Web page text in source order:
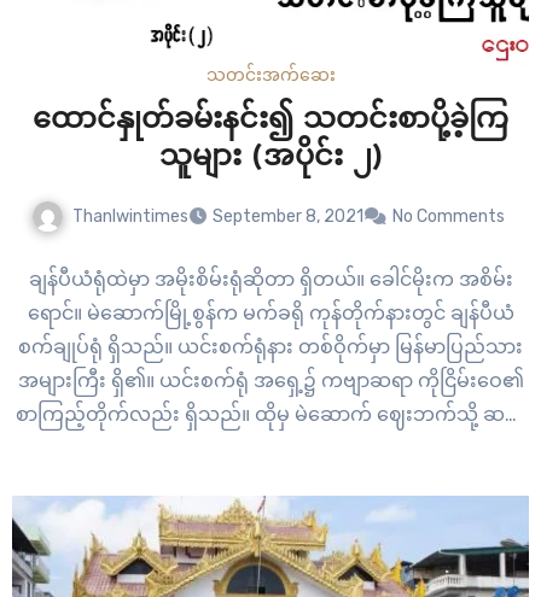
သတင်းအက်ဆေး
ထောင်နှုတ်ခမ်းနင်း၍ သတင်းစာပို့ခဲ့ကြ
သူများ (အပိုင်း ၂)
Thanlwintimes September 8, 2021 No Comments
ချန်ပီယံရုံထဲမှာ အမိုးစိမ်းရုံဆိုတာ ရှိတယ်။ ခေါင်မိုးက အစိမ်း
ရောင်။ မဲဆောက်မြို့စွန်က မက်ခရို ကုန်တိုက်နားတွင် ချန်ပီယံ
စက်ချုပ်ရုံ ရှိသည်။ ယင်းစက်ရုံနား တစ်ဝိုက်မှာ မြန်မာပြည်သား
အများကြီး ရှိ၏။ ယင်းစက်ရုံ အရှေ့၌ ကဗျာဆရာ ကိုငြိမ်းဝေ၏
စာကြည့်တိုက်လည်း ရှိသည်။ ထိုမှ မဲဆောက် ဈေးဘက်သို့ ဆယ်